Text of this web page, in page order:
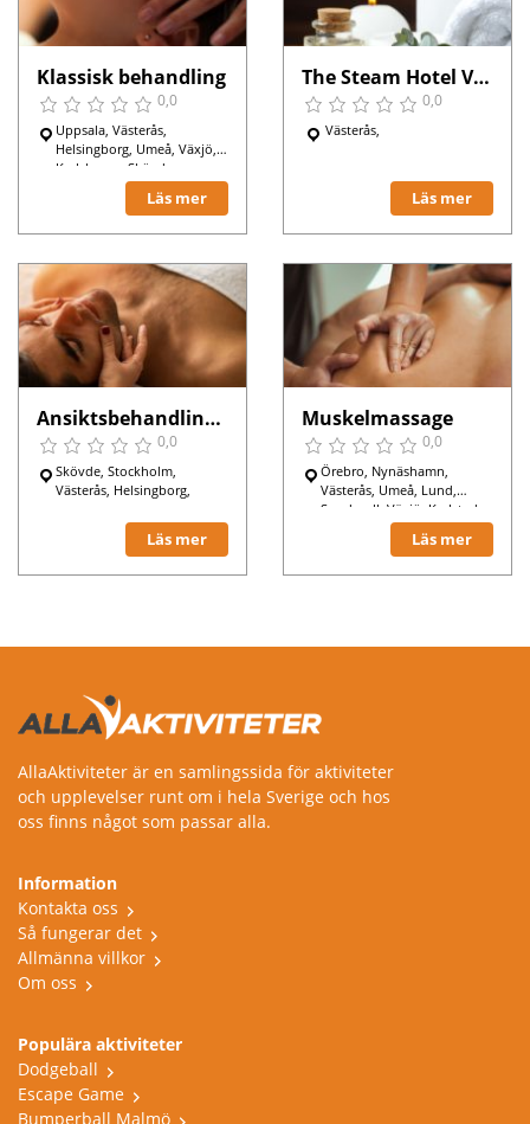
Klassisk behandling
0,0
Uppsala, Västerås,
Helsingborg, Umeå, Växjö,
Karlskrona, Skövde,
Hässleholm, Sigtuna,
Bromölla, Nynäshamn,
Läs mer
The Steam Hotel Västerås
0,0
Västerås,
Läs mer
Ansiktsbehandling för män
0,0
Skövde, Stockholm,
Västerås, Helsingborg,
Läs mer
Muskelmassage
0,0
Örebro, Nynäshamn,
Västerås, Umeå, Lund,
Sundsvall, Växjö, Karlstad,
Luleå, Varberg, Skövde,
Hässleholm, Sigtuna,
Läs mer
AllaAktiviteter är en samlingssida för aktiviteter
och upplevelser runt om i hela Sverige och hos
oss finns något som passar alla.
Information
Kontakta oss
Så fungerar det
Allmänna villkor
Om oss
Populära aktiviteter
Dodgeball
Escape Game
Bumperball Malmö